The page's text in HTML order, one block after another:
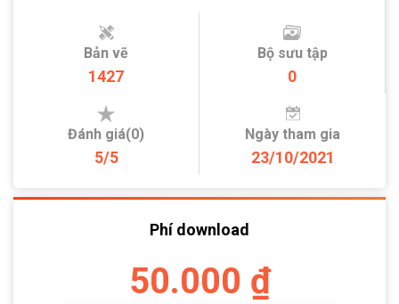
Bản vẽ
1427
Bộ sưu tập
0
Đánh giá(0)
5/5
Ngày tham gia
23/10/2021
Phí download
50.000 ₫